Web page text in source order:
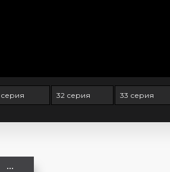
серия 32 серия 33 серия